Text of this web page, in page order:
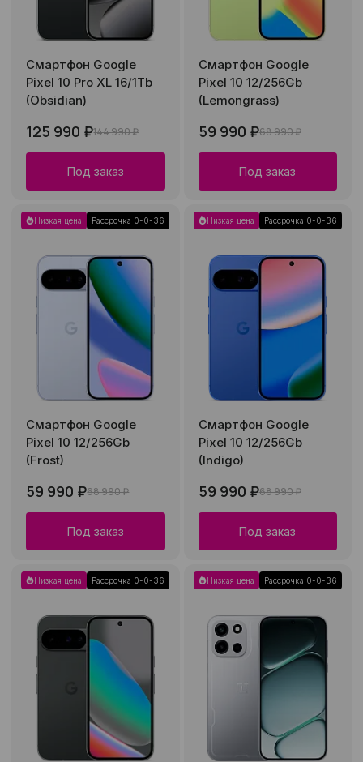
Смартфон Google
Pixel 10 Pro XL 16/1Tb
(Obsidian)
125 990 ₽144 990 ₽
Под заказ
Смартфон Google
Pixel 10 12/256Gb
(Lemongrass)
59 990 ₽68 990 ₽
Под заказ
Низкая цена Рассрочка 0-0-36
Смартфон Google
Pixel 10 12/256Gb
(Frost)
59 990 ₽68 990 ₽
Под заказ
Низкая цена Рассрочка 0-0-36
Смартфон Google
Pixel 10 12/256Gb
(Indigo)
59 990 ₽68 990 ₽
Под заказ
Низкая цена Рассрочка 0-0-36 Низкая цена Рассрочка 0-0-36